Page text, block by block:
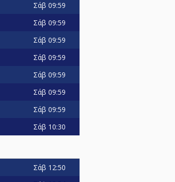
Σάβ 09:59
Σάβ 09:59
Σάβ 09:59
Σάβ 09:59
Σάβ 09:59
Σάβ 09:59
Σάβ 09:59
Σάβ 10:30
Σάβ 12:50